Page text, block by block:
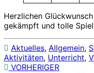
Herzlichen
gekämpft und tolle
Aktuelles, Allgemein,
Aktivitäten, Unterricht,
Beitragsnavigation
VORHERIGER